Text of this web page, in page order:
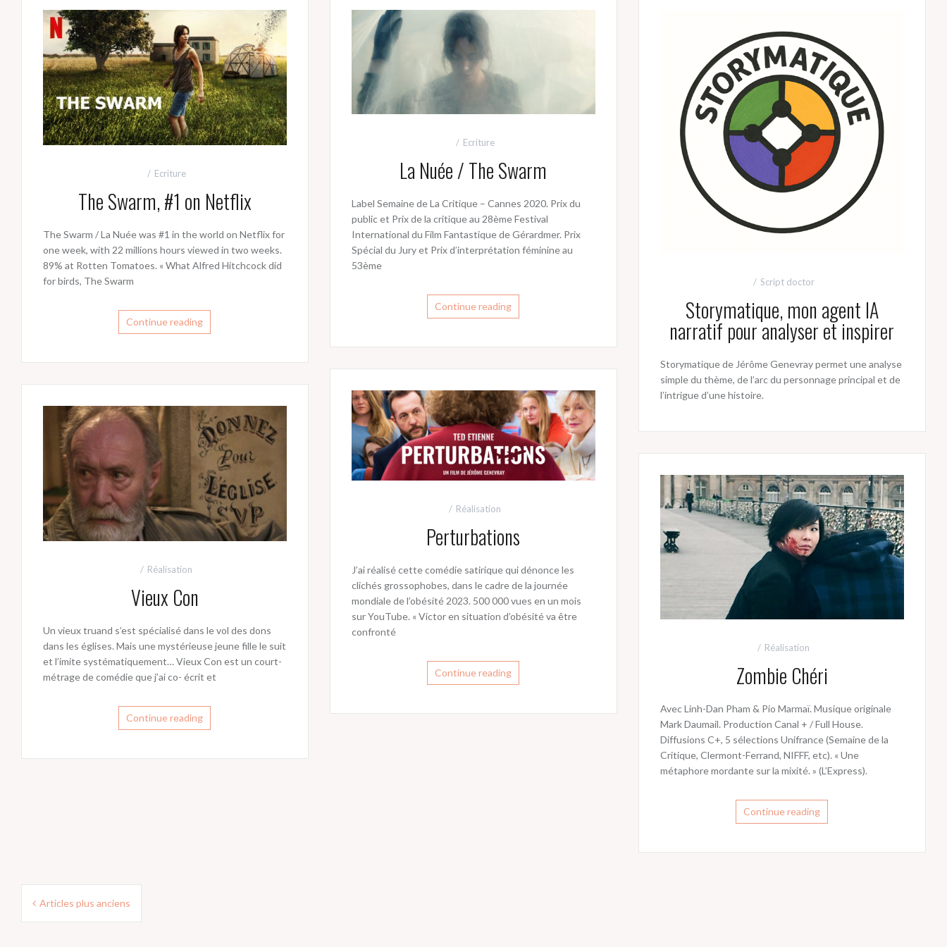
Ecriture
The Swarm, #1 on Netflix
The Swarm / La Nuée was #1 in the world on Netflix for
one week, with 22 millions hours viewed in two weeks.
89% at Rotten Tomatoes. « What Alfred Hitchcock did
for birds, The Swarm
Continue reading
Ecriture
La Nuée / The Swarm
Label Semaine de La Critique – Cannes 2020. Prix du
public et Prix de la critique au 28ème Festival
International du Film Fantastique de Gérardmer. Prix
Spécial du Jury et Prix d’interprétation féminine au
53ème
Continue reading
Script doctor
Storymatique, mon agent IA
narratif pour analyser et inspirer
Storymatique de Jérôme Genevray permet une analyse
simple du thème, de l’arc du personnage principal et de
l’intrigue d’une histoire.
Réalisation
Perturbations
J’ai réalisé cette comédie satirique qui dénonce les
clichés grossophobes, dans le cadre de la journée
mondiale de l’obésité 2023. 500 000 vues en un mois
sur YouTube. « Victor en situation d’obésité va être
confronté
Continue reading
Réalisation
Vieux Con
Un vieux truand s’est spécialisé dans le vol des dons
dans les églises. Mais une mystérieuse jeune fille le suit
et l’imite systématiquement… Vieux Con est un court-
métrage de comédie que j’ai co- écrit et
Continue reading
Réalisation
Zombie Chéri
Avec Linh-Dan Pham & Pio Marmaï. Musique originale
Mark Daumail. Production Canal + / Full House.
Diffusions C+, 5 sélections Unifrance (Semaine de la
Critique, Clermont-Ferrand, NIFFF, etc). « Une
métaphore mordante sur la mixité. » (L’Express).
Continue reading
Navigation
Articles plus anciens